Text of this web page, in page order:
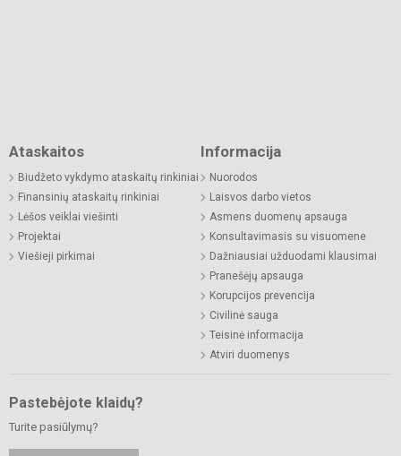
Ataskaitos
Biudžeto vykdymo ataskaitų rinkiniai
Finansinių ataskaitų rinkiniai
Lėšos veiklai viešinti
Projektai
Viešieji pirkimai
Informacija
Nuorodos
Laisvos darbo vietos
Asmens duomenų apsauga
Konsultavimasis su visuomene
Dažniausiai užduodami klausimai
Pranešėjų apsauga
Korupcijos prevencija
Civilinė sauga
Teisinė informacija
Atviri duomenys
Pastebėjote klaidų?
Turite pasiūlymų?